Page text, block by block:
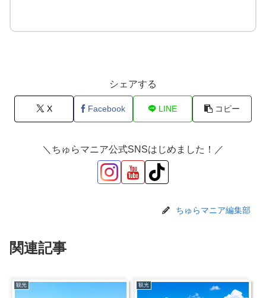
シェアする
X Facebook LINE コピー
＼ちゅらマニア公式SNSはじめました！／
ちゅらマニア編集部
関連記事
観光 観光